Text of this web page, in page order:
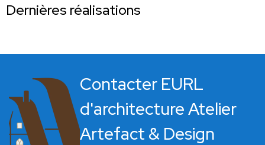
Dernières réalisations
Contacter EURL
d'architecture Atelier
Artefact & Design